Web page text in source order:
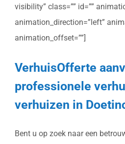
visibility” class=”” id=””
animation_direction=”left”
animation_offset=””]
VerhuisOfferte
professionele
verhuizen in
Bent u op zoek naar een